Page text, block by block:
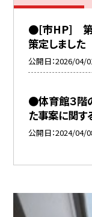
●[市HP] 第4
策定しました
公開日 2026/04/
●体育館３階
た事案に関す
公開日 2024/04/